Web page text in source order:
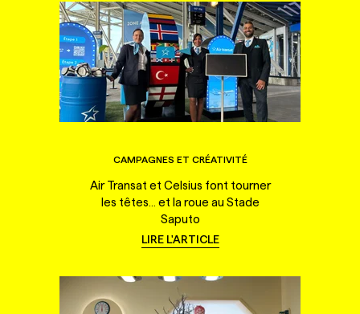
CAMPAGNES ET CRÉATIVITÉ
Air Transat et Celsius font tourner
les têtes... et la roue au Stade
Saputo
LIRE L'ARTICLE